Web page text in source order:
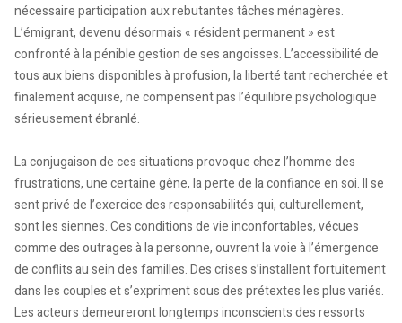
nécessaire participation aux rebutantes tâches ménagères.
L’émigrant, devenu désormais « résident permanent » est
confronté à la pénible gestion de ses angoisses. L’accessibilité de
tous aux biens disponibles à profusion, la liberté tant recherchée et
finalement acquise, ne compensent pas l’équilibre psychologique
sérieusement ébranlé.
La conjugaison de ces situations provoque chez l’homme des
frustrations, une certaine gêne, la perte de la confiance en soi. Il se
sent privé de l’exercice des responsabilités qui, culturellement,
sont les siennes. Ces conditions de vie inconfortables, vécues
comme des outrages à la personne, ouvrent la voie à l’émergence
de conflits au sein des familles. Des crises s’installent fortuitement
dans les couples et s’expriment sous des prétextes les plus variés.
Les acteurs demeureront longtemps inconscients des ressorts